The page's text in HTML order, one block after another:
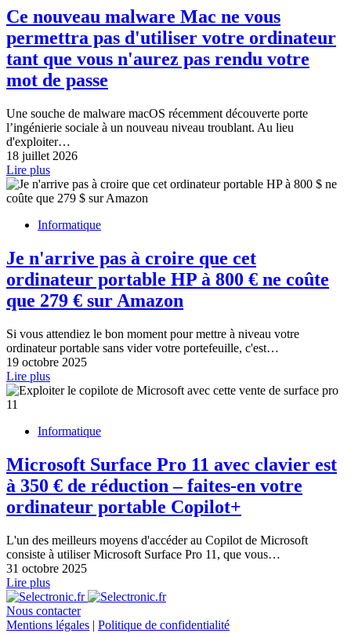
Ce nouveau malware Mac ne vous
permettra pas d'utiliser votre ordinateur
tant que vous n'aurez pas rendu votre
mot de passe
Une souche de malware macOS récemment découverte porte
l’ingénierie sociale à un nouveau niveau troublant. Au lieu
d'exploiter…
18 juillet 2026
Lire plus
Informatique
Je n'arrive pas à croire que cet
ordinateur portable HP à 800 € ne coûte
que 279 € sur Amazon
Si vous attendiez le bon moment pour mettre à niveau votre
ordinateur portable sans vider votre portefeuille, c'est…
19 octobre 2025
Lire plus
Informatique
Microsoft Surface Pro 11 avec clavier est
à 350 € de réduction – faites-en votre
ordinateur portable Copilot+
L'un des meilleurs moyens d'accéder au Copilot de Microsoft
consiste à utiliser Microsoft Surface Pro 11, que vous…
31 octobre 2025
Lire plus
Nous contacter
Mentions légales | Politique de confidentialité